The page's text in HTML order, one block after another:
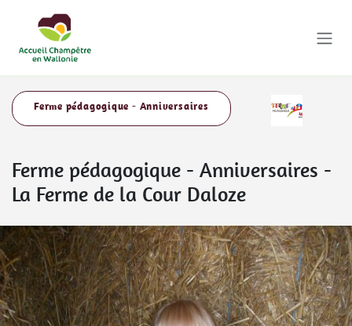
Ferme pédagogique - Anniversaires
Ferme pédagogique - Anniversaires -
La Ferme de la Cour Daloze